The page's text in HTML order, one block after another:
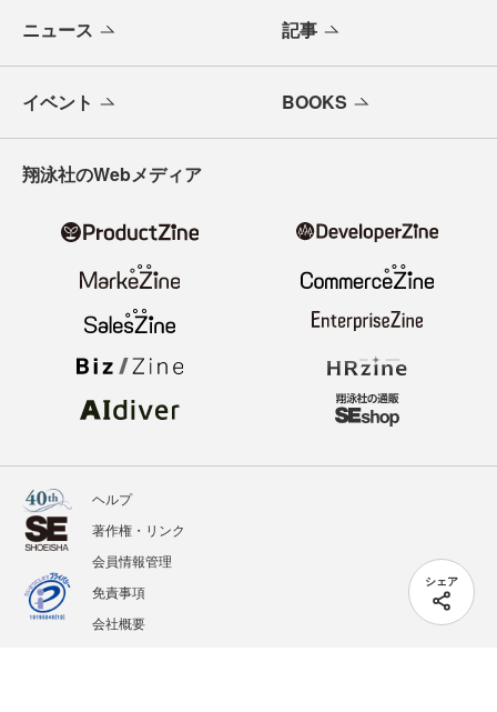
シェア
ニュース 記事
イベント BOOKS
翔泳社のWebメディア
ヘルプ
著作権・リンク
会員情報管理
免責事項
会社概要